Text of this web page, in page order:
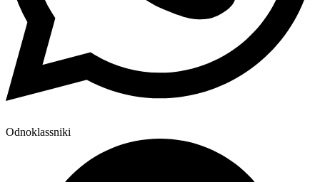
Odnoklassniki